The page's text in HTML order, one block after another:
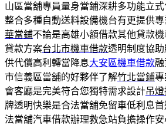
山區當舖專員量身當鋪深耕多功能立
整合多種自動送料設備機台有更提供
華當鋪不論是高雄小額借款其他貸款
貸款方案台北市機車借款透明制度協
供代償高利轉當降息大安區機車借款
市信義區當舖的好夥伴了解竹北當鋪專
會客廳是完美符合您獨特需求設計吊
牌透明快樂是合法當舖免留車低利息首
法當舖汽車借款辦理救急站負擔操作安